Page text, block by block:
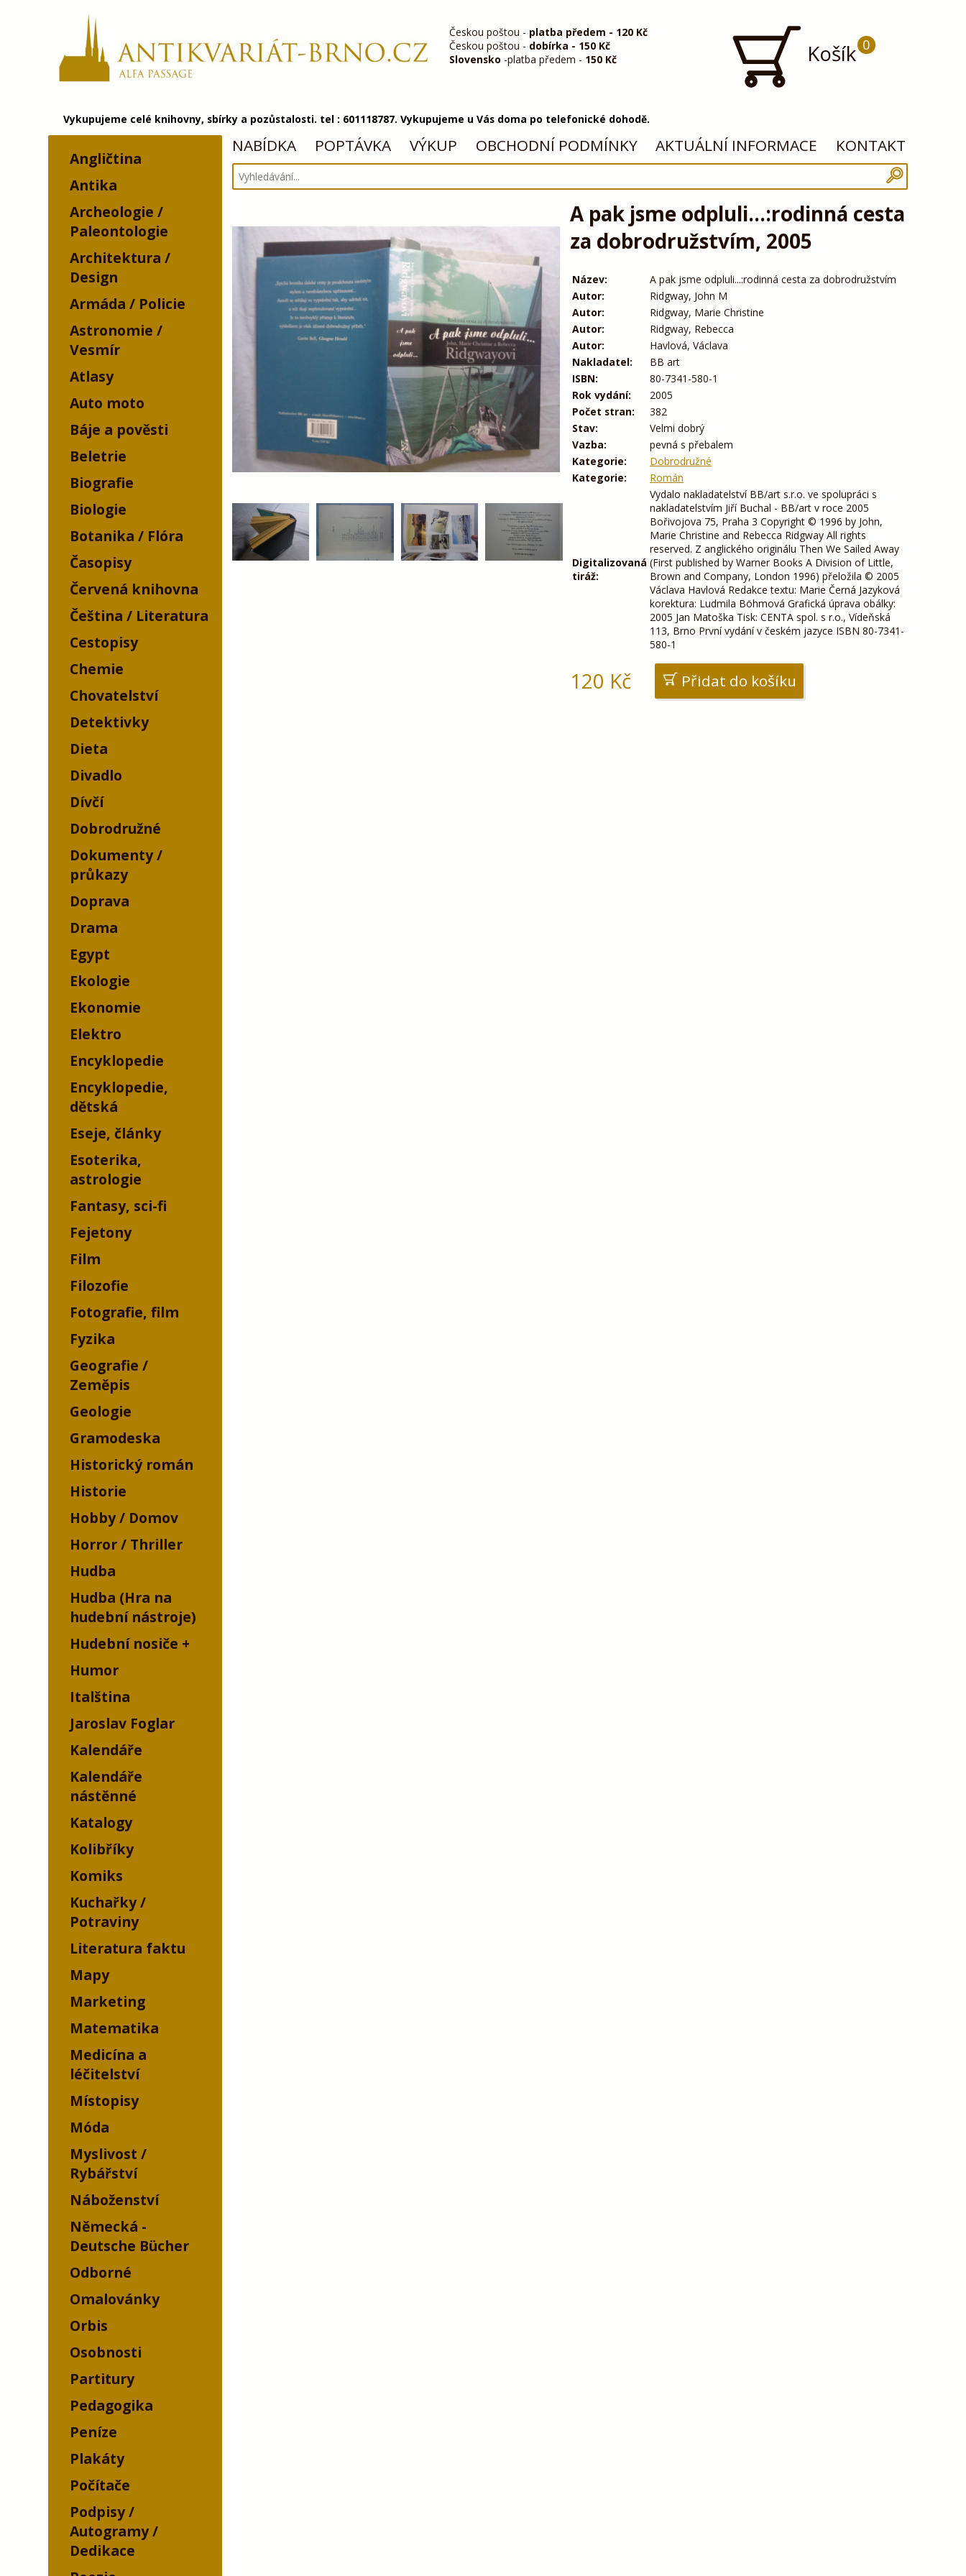
Českou poštou - platba předem - 120 Kč
Českou poštou - dobírka - 150 Kč
Slovensko -platba předem - 150 Kč Košík 0
Vykupujeme celé knihovny, sbírky a pozůstalosti. tel : 601118787. Vykupujeme u Vás doma po telefonické dohodě.
Angličtina
Antika
Archeologie /
Paleontologie
Architektura /
Design
Armáda / Policie
Astronomie /
Vesmír
Atlasy
Auto moto
Báje a pověsti
Beletrie
Biografie
Biologie
Botanika / Flóra
Časopisy
Červená knihovna
Čeština / Literatura
Cestopisy
Chemie
Chovatelství
Detektivky
Dieta
Divadlo
Dívčí
Dobrodružné
Dokumenty /
průkazy
Doprava
Drama
Egypt
Ekologie
Ekonomie
Elektro
Encyklopedie
Encyklopedie,
dětská
Eseje, články
Esoterika,
astrologie
Fantasy, sci-fi
Fejetony
Film
Filozofie
Fotografie, film
Fyzika
Geografie /
Zeměpis
Geologie
Gramodeska
Historický román
Historie
Hobby / Domov
Horror / Thriller
Hudba
Hudba (Hra na
hudební nástroje)
Hudební nosiče
Humor
Italština
Jaroslav Foglar
Kalendáře
Kalendáře
nástěnné
Katalogy
Kolibříky
Komiks
Kuchařky /
Potraviny
Literatura faktu
Mapy
Marketing
Matematika
Medicína a
léčitelství
Místopisy
Móda
Myslivost /
Rybářství
Náboženství
Německá -
Deutsche Bücher
Odborné
Omalovánky
Orbis
Osobnosti
Partitury
Pedagogika
Peníze
Plakáty
Počítače
Podpisy /
Autogramy /
Dedikace
NABÍDKA POPTÁVKA VÝKUP OBCHODNÍ PODMÍNKY AKTUÁLNÍ INFORMACE KONTAKT
A pak jsme odpluli...:rodinná cesta
za dobrodružstvím, 2005
Název:
A pak jsme odpluli...:rodinná cesta za dobrodružstvím
Autor:
Ridgway, John M
Autor:
Ridgway, Marie Christine
Autor:
Ridgway, Rebecca
Autor:
Havlová, Václava
Nakladatel:
BB art
ISBN:
80-7341-580-1
Rok vydání:
2005
Počet stran:
382
Stav:
Velmi dobrý
Vazba:
pevná s přebalem
Kategorie:
Dobrodružné
Kategorie:
Román
Digitalizovaná
tiráž:
Vydalo nakladatelství BB/art s.r.o. ve spolupráci s
nakladatelstvím Jiří Buchal - BB/art v roce 2005
Bořivojova 75, Praha 3 Copyright © 1996 by John,
Marie Christine and Rebecca Ridgway All rights
reserved. Z anglického originálu Then We Sailed Away
(First published by Warner Books A Division of Little,
Brown and Company, London 1996) přeložila © 2005
Václava Havlová Redakce textu: Marie Černá Jazyková
korektura: Ludmila Böhmová Grafická úprava obálky:
2005 Jan Matoška Tisk: CENTA spol. s r.o., Vídeňská
113, Brno První vydání v českém jazyce ISBN 80-7341-
580-1
120 Kč Přidat do košíku